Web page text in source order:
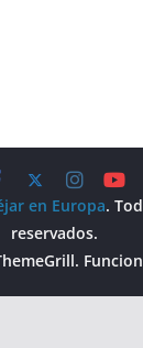
en Europa.
reservados.